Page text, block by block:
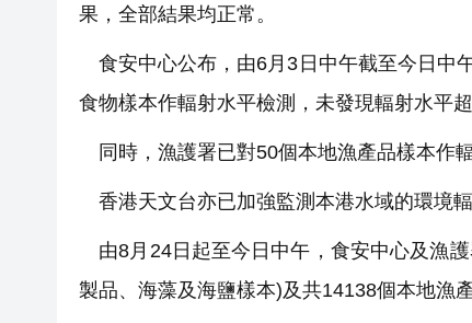
果，全部結果均正常。
食安中心公布，由6月3日中午截至今日中
食物樣本作輻射水平檢測，未發現輻射水平超
同時，漁護署已對50個本地漁產品樣本作
香港天文台亦已加強監測本港水域的環境
由8月24日起至今日中午，食安中心及漁
製品、海藻及海鹽樣本)及共14138個本地漁